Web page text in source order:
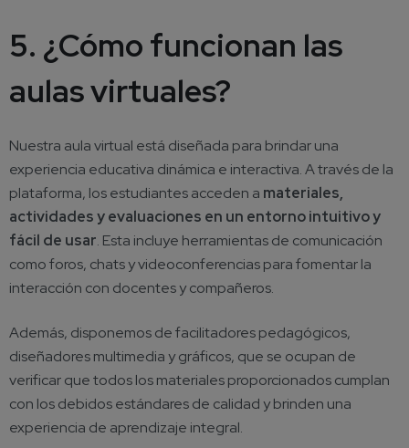
5. ¿Cómo funcionan las
aulas virtuales?
Nuestra aula virtual está diseñada para brindar una
experiencia educativa dinámica e interactiva. A través de la
plataforma, los estudiantes acceden a materiales,
actividades y evaluaciones en un entorno intuitivo y
fácil de usar. Esta incluye herramientas de comunicación
como foros, chats y videoconferencias para fomentar la
interacción con docentes y compañeros.
Además, disponemos de facilitadores pedagógicos,
diseñadores multimedia y gráficos, que se ocupan de
verificar que todos los materiales proporcionados cumplan
con los debidos estándares de calidad y brinden una
experiencia de aprendizaje integral.